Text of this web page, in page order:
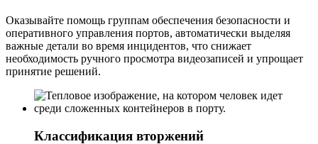
Оказывайте помощь группам обеспечения безопасности и
оперативного управления портов, автоматически выделяя
важные детали во время инцидентов, что снижает
необходимость ручного просмотра видеозаписей и упрощает
принятие решений.
Классификация вторжений